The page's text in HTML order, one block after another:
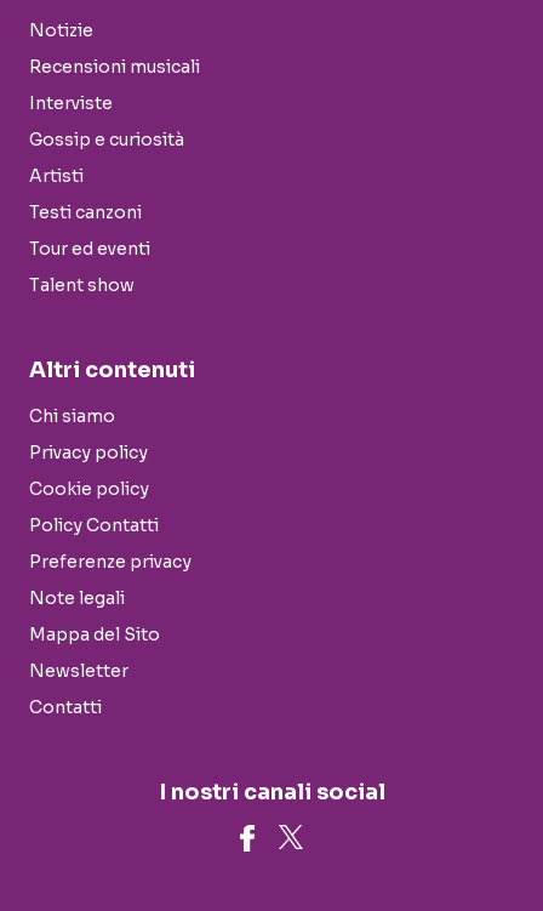
Notizie
Recensioni musicali
Interviste
Gossip e curiosità
Artisti
Testi canzoni
Tour ed eventi
Talent show
Altri contenuti
Chi siamo
Privacy policy
Cookie policy
Policy Contatti
Preferenze privacy
Note legali
Mappa del Sito
Newsletter
Contatti
I nostri canali social